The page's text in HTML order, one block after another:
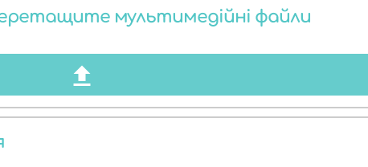
мультимедійні файли